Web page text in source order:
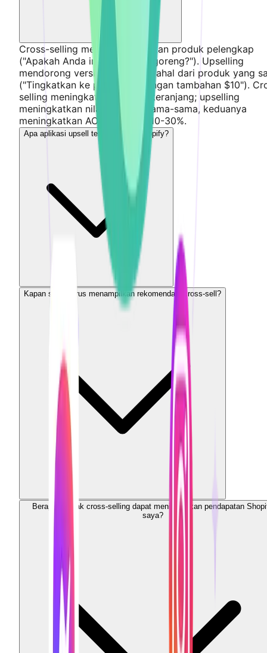
Cross-selling merekomendasikan produk pelengkap
("Apakah Anda ingin kentang goreng?"). Upselling
mendorong versi yang lebih mahal dari produk yang
("Tingkatkan ke paket Pro dengan tambahan $10").
selling meningkatkan ukuran keranjang; upselling
meningkatkan nilai item. Bersama-sama, keduanya
meningkatkan AOV rata-rata 10-30%.
Apa aplikasi upsell terbaik untuk Shopify?
Kapan saya harus menampilkan rekomendasi cross-sell?
Berapa banyak cross-selling dapat meningkatkan pendapatan
saya?